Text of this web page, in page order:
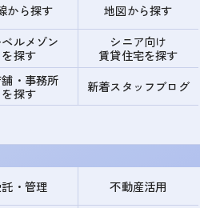
から探す 地図から探す
ルメゾン
を探す
シニア向け
賃貸住宅を探す
・事務所
を探す
新着スタッフブログ
・管理 不動産活用